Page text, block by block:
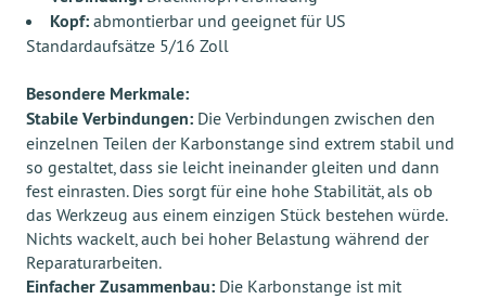
Kopf: abmontierbar und geeignet für US
Standardaufsätze 5/16 Zoll
Besondere Merkmale:
Stabile Verbindungen: Die Verbindungen zwischen den
einzelnen Teilen der Karbonstange sind extrem stabil und
so gestaltet, dass sie leicht ineinander gleiten und dann
fest einrasten. Dies sorgt für eine hohe Stabilität, als ob
das Werkzeug aus einem einzigen Stück bestehen würde.
Nichts wackelt, auch bei hoher Belastung während der
Reparaturarbeiten.
Einfacher Zusammenbau: Die Karbonstange ist mit